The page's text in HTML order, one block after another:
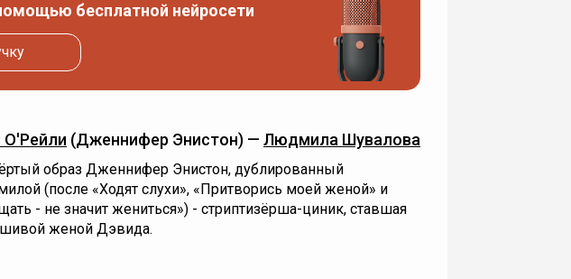
бесплатной нейросети
О'Рейли (Дженнифер Энистон) — Людмила Шувалова
образ Дженнифер Энистон, дублированный
(после «Ходят слухи», «Притворись моей женой» и
- не значит жениться») - стриптизёрша-циник, ставшая
женой Дэвида.